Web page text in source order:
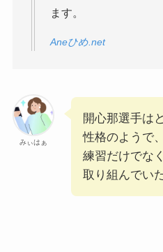
ます。
Aneひめ.net
みぃはぁ
開心那選手は
性格のようで
練習だけでな
取り組んでい